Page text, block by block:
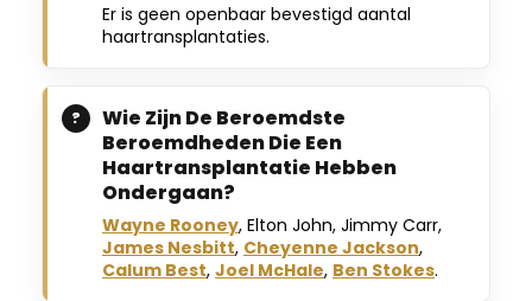
Er is geen openbaar bevestigd aantal
haartransplantaties.
Wie Zijn De Beroemdste
Beroemdheden Die Een
Haartransplantatie Hebben
Ondergaan?
Wayne Rooney, Elton John, Jimmy Carr,
James Nesbitt, Cheyenne Jackson,
Calum Best, Joel McHale, Ben Stokes.